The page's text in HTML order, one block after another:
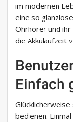
im modernen
eine so
Ohrhörer und ihr
die Akkulaufzeit
Einfach
Glücklicherweise
bedienen.